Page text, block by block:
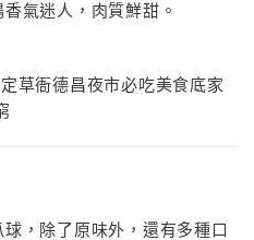
氣迷人，肉質鮮甜。
，除了原味外，還有多種口